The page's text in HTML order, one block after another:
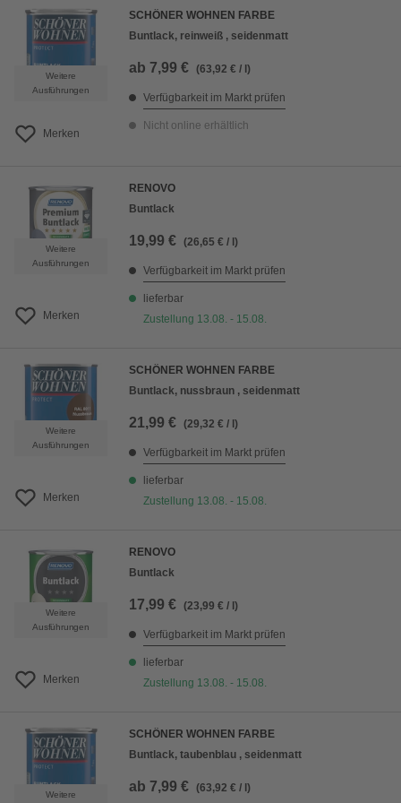
Weitere
Ausführungen
Merken
SCHÖNER WOHNEN FARBE
Buntlack, reinweiß , seidenmatt
ab 7,99 € (63,92 € / l)
Verfügbarkeit im Markt prüfen
Nicht online erhältlich
Weitere
Ausführungen
Merken
RENOVO
Buntlack
19,99 € (26,65 € / l)
Verfügbarkeit im Markt prüfen
lieferbar
Zustellung 13.08. - 15.08.
Weitere
Ausführungen
Merken
SCHÖNER WOHNEN FARBE
Buntlack, nussbraun , seidenmatt
21,99 € (29,32 € / l)
Verfügbarkeit im Markt prüfen
lieferbar
Zustellung 13.08. - 15.08.
Weitere
Ausführungen
Merken
RENOVO
Buntlack
17,99 € (23,99 € / l)
Verfügbarkeit im Markt prüfen
lieferbar
Zustellung 13.08. - 15.08.
Weitere
SCHÖNER WOHNEN FARBE
Buntlack, taubenblau , seidenmatt
ab 7,99 € (63,92 € / l)